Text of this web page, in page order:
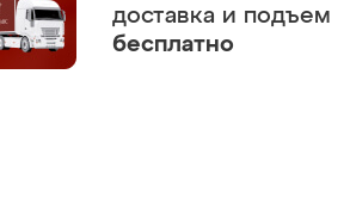
доставка и подъем
бесплатно